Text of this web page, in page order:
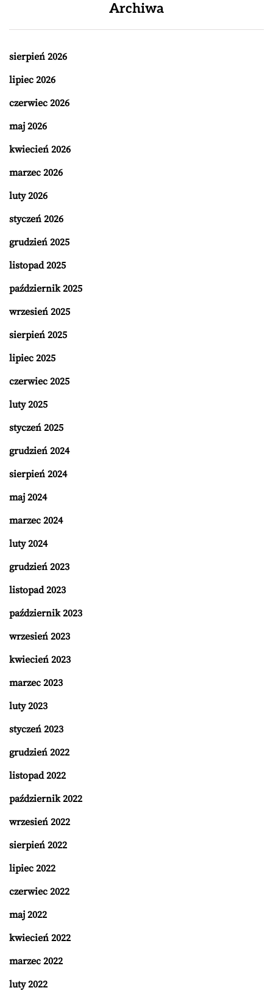
Archiwa
sierpień 2026
lipiec 2026
czerwiec 2026
maj 2026
kwiecień 2026
marzec 2026
luty 2026
styczeń 2026
grudzień 2025
listopad 2025
październik 2025
wrzesień 2025
sierpień 2025
lipiec 2025
czerwiec 2025
luty 2025
styczeń 2025
grudzień 2024
sierpień 2024
maj 2024
marzec 2024
luty 2024
grudzień 2023
listopad 2023
październik 2023
wrzesień 2023
kwiecień 2023
marzec 2023
luty 2023
styczeń 2023
grudzień 2022
listopad 2022
październik 2022
wrzesień 2022
sierpień 2022
lipiec 2022
czerwiec 2022
maj 2022
kwiecień 2022
marzec 2022
luty 2022